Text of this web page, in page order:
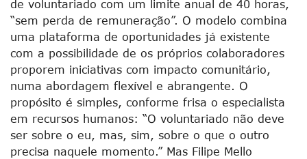
de voluntariado com um limite anual de 40 horas,
“sem perda de remuneração”. O modelo combina
uma plataforma de oportunidades já existente
com a possibilidade de os próprios colaboradores
proporem iniciativas com impacto comunitário,
numa abordagem flexível e abrangente. O
propósito é simples, conforme frisa o especialista
em recursos humanos: “O voluntariado não deve
ser sobre o eu, mas, sim, sobre o que o outro
precisa naquele momento.” Mas Filipe Mello